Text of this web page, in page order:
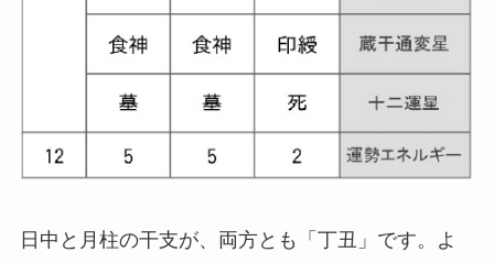
日中と月柱の干支が、両方とも「丁丑」です。よ